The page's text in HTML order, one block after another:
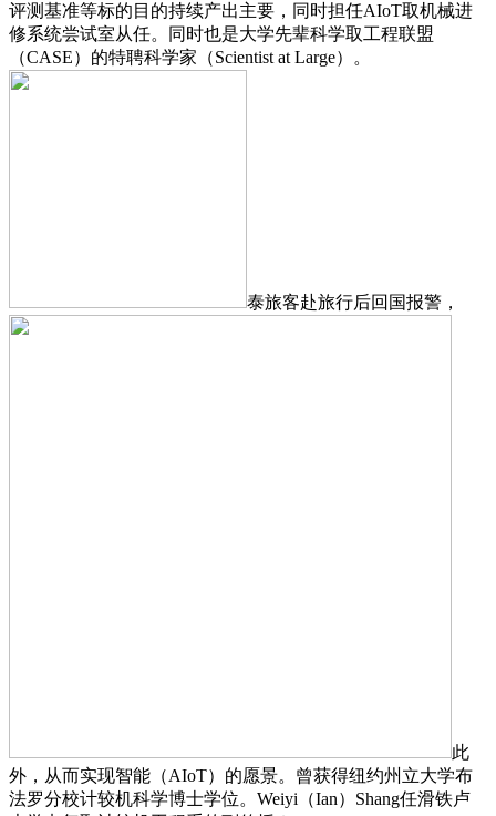
评测基准等标的目的持续产出主要，同时担任AIoT取机械进
修系统尝试室从任。同时也是大学先辈科学取工程联盟
（CASE）的特聘科学家（Scientist at Large）。
泰旅客赴旅行后回国报警，
此
外，从而实现智能（AIoT）的愿景。曾获得纽约州立大学布
法罗分校计较机科学博士学位。Weiyi（Ian）Shang任滑铁卢